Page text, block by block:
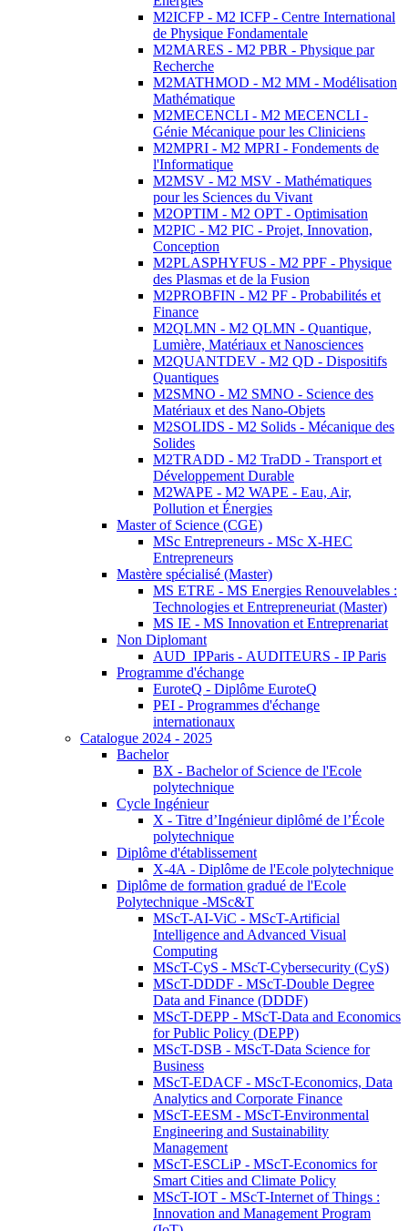
M2ICFP - M2 ICFP - Centre International
de Physique Fondamentale
M2MARES - M2 PBR - Physique par
Recherche
M2MATHMOD - M2 MM - Modélisation
Mathématique
M2MECENCLI - M2 MECENCLI -
Génie Mécanique pour les Cliniciens
M2MPRI - M2 MPRI - Fondements de
l'Informatique
M2MSV - M2 MSV - Mathématiques
pour les Sciences du Vivant
M2OPTIM - M2 OPT - Optimisation
M2PIC - M2 PIC - Projet, Innovation,
Conception
M2PLASPHYFUS - M2 PPF - Physique
des Plasmas et de la Fusion
M2PROBFIN - M2 PF - Probabilités et
Finance
M2QLMN - M2 QLMN - Quantique,
Lumière, Matériaux et Nanosciences
M2QUANTDEV - M2 QD - Dispositifs
Quantiques
M2SMNO - M2 SMNO - Science des
Matériaux et des Nano-Objets
M2SOLIDS - M2 Solids - Mécanique des
Solides
M2TRADD - M2 TraDD - Transport et
Développement Durable
M2WAPE - M2 WAPE - Eau, Air,
Pollution et Énergies
Master of Science (CGE)
MSc Entrepreneurs - MSc X-HEC
Entrepreneurs
Mastère spécialisé (Master)
MS ETRE - MS Energies Renouvelables :
Technologies et Entrepreneuriat (Master)
MS IE - MS Innovation et Entreprenariat
Non Diplomant
AUD_IPParis - AUDITEURS - IP Paris
Programme d'échange
EuroteQ - Diplôme EuroteQ
PEI - Programmes d'échange
internationaux
Catalogue 2024 - 2025
Bachelor
BX - Bachelor of Science de l'Ecole
polytechnique
Cycle Ingénieur
X - Titre d’Ingénieur diplômé de l’École
polytechnique
Diplôme d'établissement
X-4A - Diplôme de l'Ecole polytechnique
Diplôme de formation gradué de l'Ecole
Polytechnique -MSc&T
MScT-AI-ViC - MScT-Artificial
Intelligence and Advanced Visual
Computing
MScT-CyS - MScT-Cybersecurity (CyS)
MScT-DDDF - MScT-Double Degree
Data and Finance (DDDF)
MScT-DEPP - MScT-Data and Economics
for Public Policy (DEPP)
MScT-DSB - MScT-Data Science for
Business
MScT-EDACF - MScT-Economics, Data
Analytics and Corporate Finance
MScT-EESM - MScT-Environmental
Engineering and Sustainability
Management
MScT-ESCLiP - MScT-Economics for
Smart Cities and Climate Policy
MScT-IOT - MScT-Internet of Things :
Innovation and Management Program